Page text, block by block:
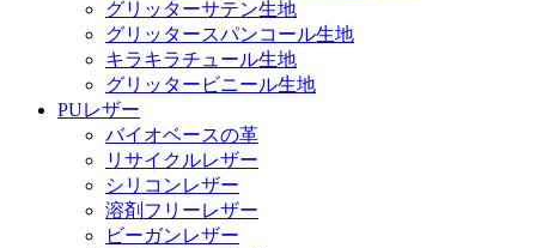
グリッターサテン生地
グリッタースパンコール生地
キラキラチュール生地
グリッタービニール生地
PUレザー
バイオベースの革
リサイクルレザー
シリコンレザー
溶剤フリーレザー
ビーガンレザー